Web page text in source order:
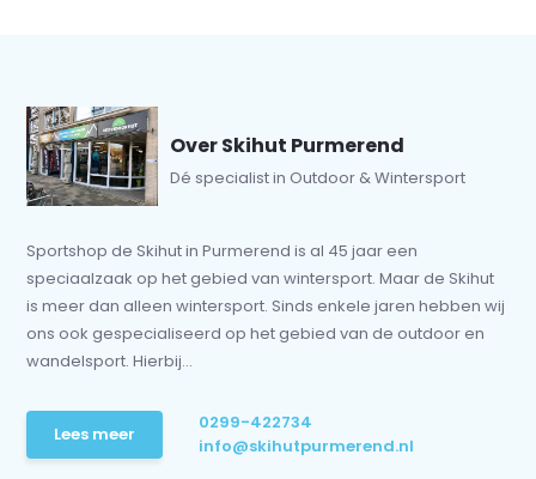
Over Skihut Purmerend
Dé specialist in Outdoor & Wintersport
Sportshop de Skihut in Purmerend is al 45 jaar een
speciaalzaak op het gebied van wintersport. Maar de Skihut
is meer dan alleen wintersport. Sinds enkele jaren hebben wij
ons ook gespecialiseerd op het gebied van de outdoor en
wandelsport. Hierbij...
Lees meer
0299-422734
info@skihutpurmerend.nl